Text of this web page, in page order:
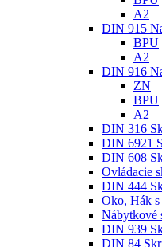
A2
DIN 915
BPU
A2
DIN 916
ZN
BPU
A2
DIN 316
DIN 6921
DIN 608
Ovládacie
DIN 444
Oko, Hák
Nábytkové
DIN 939
DIN 84